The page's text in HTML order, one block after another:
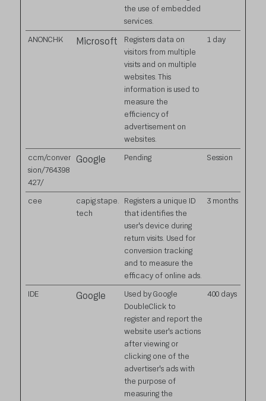
the use of embedded
services.
ANONCHK Microsoft
Registers data on
visitors from multiple
visits and on multiple
websites. This
information is used to
measure the
efficiency of
advertisement on
websites.
1 day
ccm/conver
sion/764398
427/
Google Pending Session
cee
capig.stape.
tech
Registers a unique ID
that identifies the
user's device during
return visits. Used for
conversion tracking
and to measure the
efficacy of online ads.
3 months
IDE Google
Used by Google
DoubleClick to
register and report the
website user's actions
after viewing or
clicking one of the
advertiser's ads with
the purpose of
measuring the
400 days